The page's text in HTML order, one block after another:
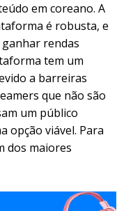
em coreano. A
é robusta, e
rendas
tem um
a barreiras
que não são
um público
opção viável. Para
dos maiores